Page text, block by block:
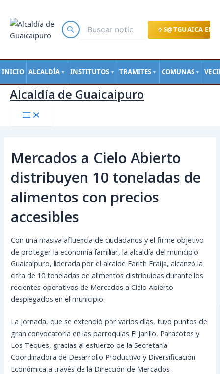
S@TGUAICA EN
INICIO ALCALDÍA ▼ INSTITUTOS ▼ TRAMITES ▼ COMUNAS ▼
contenido
Alcaldía de Guaicaipuro
Mercados a Cielo Abierto
distribuyen 10 toneladas de
alimentos con precios
accesibles
Con una masiva afluencia de ciudadanos y el firme objetivo
de proteger la economía familiar, la alcaldía del municipio
Guaicaipuro, liderada por el alcalde Farith Fraija, alcanzó la
cifra de 10 toneladas de alimentos distribuidas durante los
recientes operativos de Mercados a Cielo Abierto
desplegados en el municipio.
La jornada, que se extendió por varios días, tuvo puntos de
gran convocatoria en las parroquias El Jarillo, Paracotos y
Los Teques, gracias al esfuerzo de la Secretaría
Coordinadora de Desarrollo Productivo y Diversificación
Económica a través de la Dirección de Mercados
de
entradas